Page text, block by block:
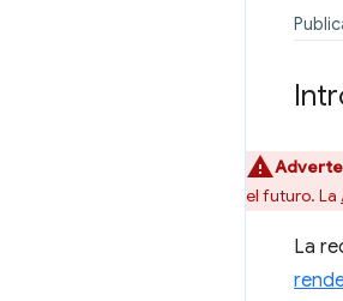
el futuro. La
La